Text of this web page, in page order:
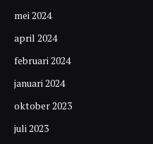
mei 2024
april 2024
februari 2024
januari 2024
oktober 2023
juli 2023